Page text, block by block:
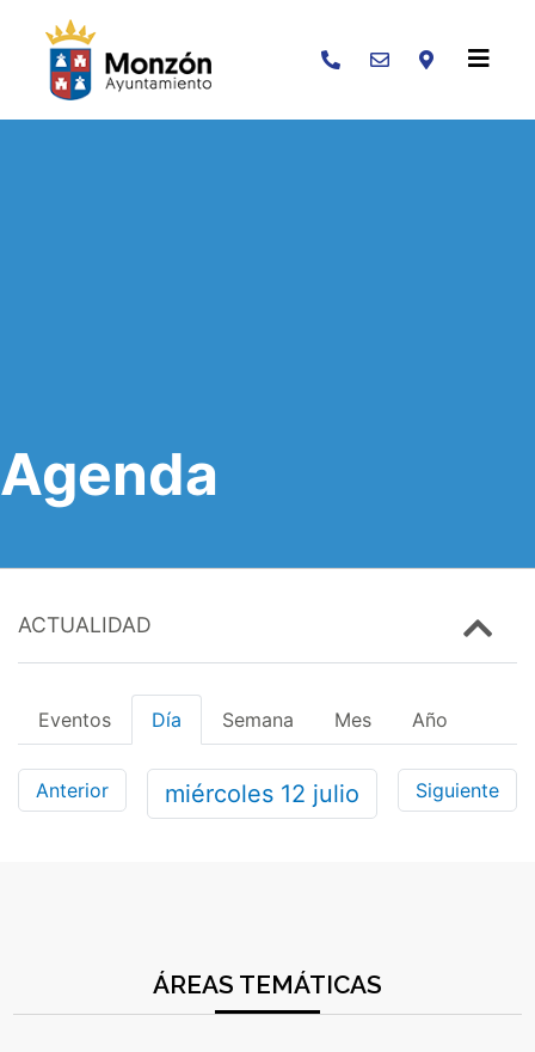
Buscar
Agenda
ACTUALIDAD
Eventos Día Semana Mes Año
Anterior miércoles 12 julio Siguiente
ÁREAS TEMÁTICAS